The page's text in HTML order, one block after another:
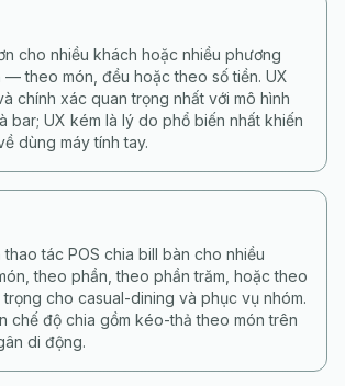
cho nhiều khách hoặc nhiều phương
— theo món, đều hoặc theo số tiền. UX
chính xác quan trọng nhất với mô hình
bar; UX kém là lý do phổ biến nhất khiến
dùng máy tính tay.
thao tác POS chia bill bàn cho nhiều
theo phần, theo phần trăm, hoặc theo
trọng cho casual-dining và phục vụ nhóm.
chế độ chia gồm kéo-thả theo món trên
di động.